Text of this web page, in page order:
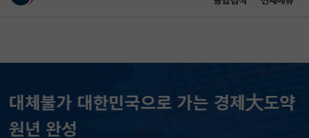
대체불가 대한민국으로 가는 경제大도약
원년 완성
KOSPI 6258.77 37.61(하락)
KOSDAQ